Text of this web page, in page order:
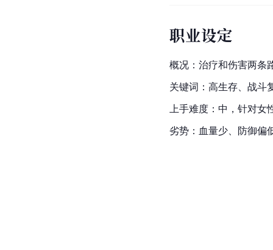
职业设定
概况：治疗和伤害两条
关键词：高生存、战斗
上手难度：中，针对女
劣势：血量少、防御偏